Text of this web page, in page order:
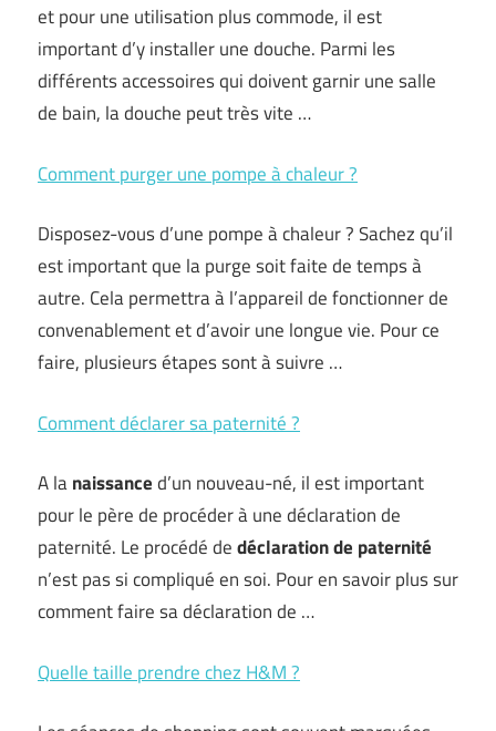
et pour une utilisation plus commode, il est
important d’y installer une douche. Parmi les
différents accessoires qui doivent garnir une salle
de bain, la douche peut très vite …
Comment purger une pompe à chaleur ?
Disposez-vous d’une pompe à chaleur ? Sachez qu’il
est important que la purge soit faite de temps à
autre. Cela permettra à l’appareil de fonctionner de
convenablement et d’avoir une longue vie. Pour ce
faire, plusieurs étapes sont à suivre …
Comment déclarer sa paternité ?
A lanaissanced’un nouveau-né, il est important
pour le père de procéder à une déclaration de
paternité. Le procédé dedéclaration de paternité
n’est pas si compliqué en soi. Pour en savoir plus sur
comment faire sa déclaration de …
Quelle taille prendre chez H&M ?